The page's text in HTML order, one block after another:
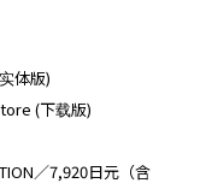
体版)
Store (下载版)
／7,920日元（含